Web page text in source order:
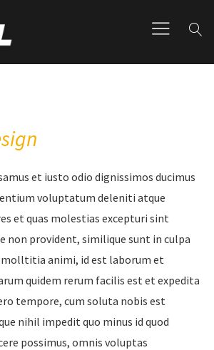
et iusto odio dignissimos ducimus
voluptatum deleniti atque
et quas molestias excepturi sint
non provident, similique sunt in culpa
molltitia animi, id est laborum et
quidem rerum facilis est et expedita
tempore, cum soluta nobis est
nihil impedit quo minus id quod
possimus, omnis voluptas